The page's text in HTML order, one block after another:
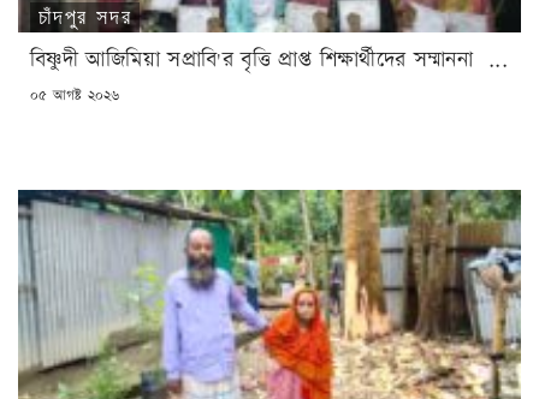
চাঁদপুর সদর
বিষ্ণুদী আজিমিয়া সপ্রাবি'র বৃত্তি প্রাপ্ত শিক্ষার্থীদের সম্মাননা ...
POSTED
০৫ আগষ্ট ২০২৬